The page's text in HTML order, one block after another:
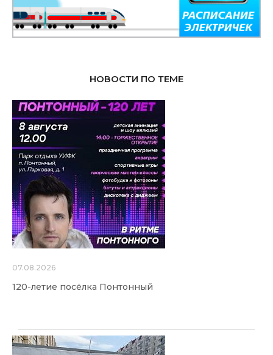
НОВОСТИ ПО ТЕМЕ
07.08.2026
120-летие посёлка Понтонный